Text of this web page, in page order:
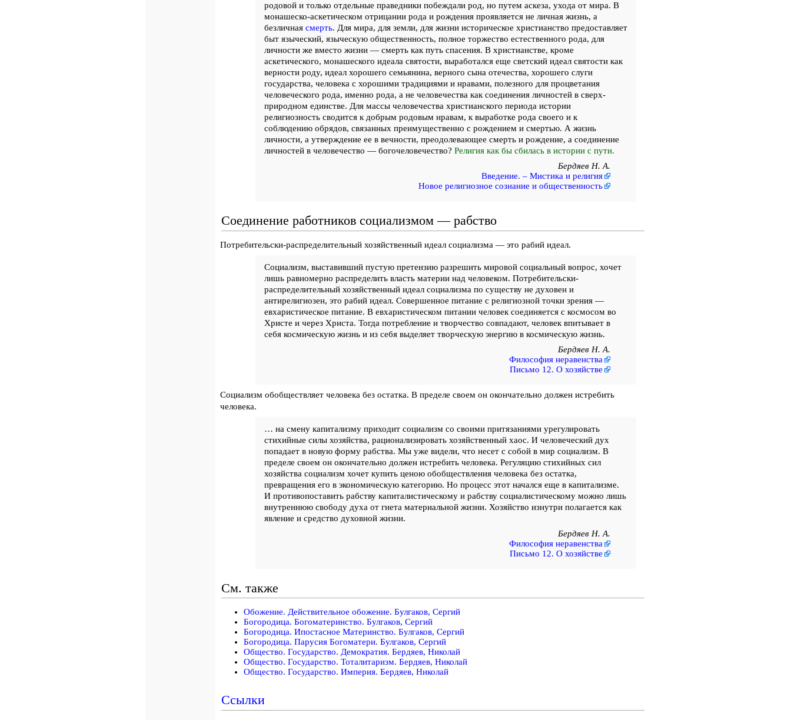
родовой и только отдельные праведники побеждали род, но путем аскеза, ухода от мира. В
монашеско-аскетическом отрицании рода и рождения проявляется не личная жизнь, а
безличная смерть. Для мира, для земли, для жизни историческое христианство предоставляет
быт языческий, языческую общественность, полное торжество естественного рода, для
личности же вместо жизни — смерть как путь спасения. В христианстве, кроме
аскетического, монашеского идеала святости, выработался еще светский идеал святости как
верности роду, идеал хорошего семьянина, верного сына отечества, хорошего слуги
государства, человека с хорошими традициями и нравами, полезного для процветания
человеческого рода, именно рода, а не человечества как соединения личностей в сверх-
природном единстве. Для массы человечества христианского периода истории
религиозность сводится к добрым родовым нравам, к выработке рода своего и к
соблюдению обрядов, связанных преимущественно с рождением и смертью. А жизнь
личности, а утверждение ее в вечности, преодолевающее смерть и рождение, а соединение
личностей в человечество — богочеловечество? Религия как бы сбилась в истории с пути.
Бердяев Н. А.
Введение. – Мистика и религия
Новое религиозное сознание и общественность
Соединение работников социализмом — рабство
Потребительски-распределительный хозяйственный идеал социализма — это рабий идеал.
Социализм, выставивший пустую претензию разрешить мировой социальный вопрос, хочет
лишь равномерно распределить власть материи над человеком. Потребительски-
распределительный хозяйственный идеал социализма по существу не духовен и
антирелигиозен, это рабий идеал. Совершенное питание с религиозной точки зрения —
евхаристическое питание. В евхаристическом питании человек соединяется с космосом во
Христе и через Христа. Тогда потребление и творчество совпадают, человек впитывает в
себя космическую жизнь и из себя выделяет творческую энергию в космическую жизнь.
Бердяев Н. А.
Философия неравенства
Письмо 12. О хозяйстве
Социализм обобществляет человека без остатка. В пределе своем он окончательно должен истребить
человека.
… на смену капитализму приходит социализм со своими притязаниями урегулировать
стихийные силы хозяйства, рационализировать хозяйственный хаос. И человеческий дух
попадает в новую форму рабства. Мы уже видели, что несет с собой в мир социализм. В
пределе своем он окончательно должен истребить человека. Регуляцию стихийных сил
хозяйства социализм хочет купить ценою обобществления человека без остатка,
превращения его в экономическую категорию. Но процесс этот начался еще в капитализме.
И противопоставить рабству капиталистическому и рабству социалистическому можно лишь
внутреннюю свободу духа от гнета материальной жизни. Хозяйство изнутри полагается как
явление и средство духовной жизни.
Бердяев Н. А.
Философия неравенства
Письмо 12. О хозяйстве
См. также
Обожение. Действительное обожение. Булгаков, Сергий
Богородица. Богоматеринство. Булгаков, Сергий
Богородица. Ипостасное Материнство. Булгаков, Сергий
Богородица. Парусия Богоматери. Булгаков, Сергий
Общество. Государство. Демократия. Бердяев, Николай
Общество. Государство. Тоталитаризм. Бердяев, Николай
Общество. Государство. Империя. Бердяев, Николай
Ссылки